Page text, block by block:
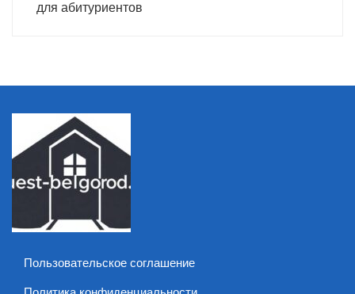
для абитуриентов
Пользовательское соглашение